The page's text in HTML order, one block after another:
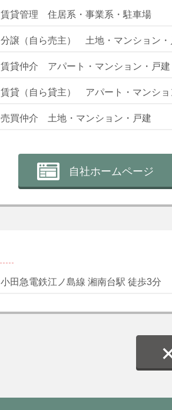
賃貸管理 住居系・事業系・駐車場
分譲（自ら売主） 土地・マンション・
賃貸仲介 アパート・マンション・戸建
賃貸（自ら貸主） アパート・マンシ
売買仲介 土地・マンション・戸建
自社ホームページ
小田急電鉄江ノ島線 湘南台駅 徒歩3分